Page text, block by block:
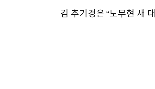
김 추기경은 “노무현 새